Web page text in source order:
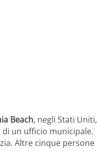
Beach, negli Stati Uniti,
un ufficio municipale.
Altre cinque persone